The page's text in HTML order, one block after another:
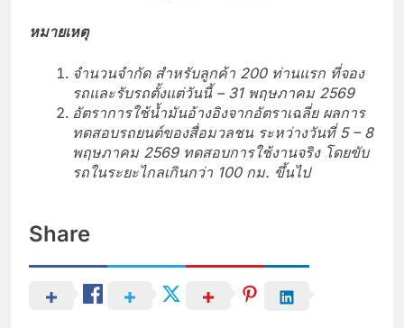
หมายเหตุ
จำนวนจำกัด สำหรับลูกค้า 200 ท่านแรก ที่จอง
รถและรับรถตั้งแต่วันนี้ – 31 พฤษภาคม 2569
อัตราการใช้น้ำมันอ้างอิงจากอัตราเฉลี่ย ผลการ
ทดสอบรถยนต์ของสื่อมวลชน ระหว่างวันที่ 5 – 8
พฤษภาคม 2569 ทดสอบการใช้งานจริง โดยขับ
รถในระยะไกลเกินกว่า 100 กม. ขึ้นไป
Share